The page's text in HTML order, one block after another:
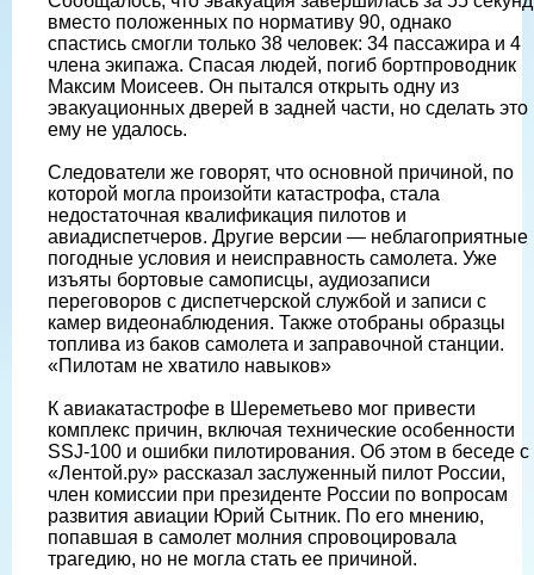
вместо положенных по нормативу 90, однако
спастись смогли только 38 человек: 34 пассажира и 4
члена экипажа. Спасая людей, погиб бортпроводник
Максим Моисеев. Он пытался открыть одну из
эвакуационных дверей в задней части, но сделать это
ему не удалось.
Следователи же говорят, что основной причиной, по
которой могла произойти катастрофа, стала
недостаточная квалификация пилотов и
авиадиспетчеров. Другие версии — неблагоприятные
погодные условия и неисправность самолета. Уже
изъяты бортовые самописцы, аудиозаписи
переговоров с диспетчерской службой и записи с
камер видеонаблюдения. Также отобраны образцы
топлива из баков самолета и заправочной станции.
«Пилотам не хватило навыков»
К авиакатастрофе в Шереметьево мог привести
комплекс причин, включая технические особенности
SSJ-100 и ошибки пилотирования. Об этом в беседе с
«Лентой.ру» рассказал заслуженный пилот России,
член комиссии при президенте России по вопросам
развития авиации Юрий Сытник. По его мнению,
попавшая в самолет молния спровоцировала
трагедию, но не могла стать ее причиной.